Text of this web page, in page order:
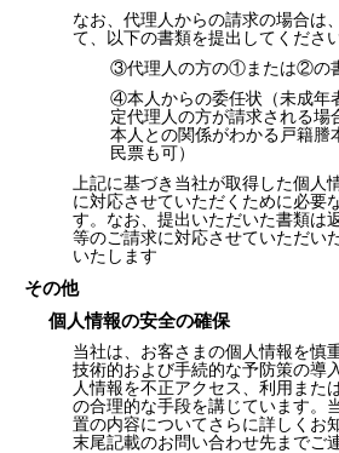
なお、代理人からの請求の場合
て、以下の書類を提出してください
③代理人の方の①または②の
④本人からの委任状（未成年
定代理人の方が請求される場
本人との関係がわかる戸籍謄
民票も可）
上記に基づき当社が取得した個人
に対応させていただくために必要
す。なお、提出いただいた書類は
等のご請求に対応させていただい
いたします
その他
個人情報の安全の確保
当社は、お客さまの個人情報を慎
技術的および手続的な予防策の導
人情報を不正アクセス、利用また
の合理的な手段を講じています。
置の内容についてさらに詳しくお
末尾記載のお問い合わせ先までご